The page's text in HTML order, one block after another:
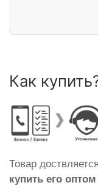
Как
Товар
купить его